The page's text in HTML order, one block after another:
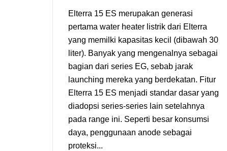
Elterra 15 ES merupakan generasi
pertama water heater listrik dari Elterra
yang memilki kapasitas kecil (dibawah 30
liter). Banyak yang mengenalnya sebagai
bagian dari series EG, sebab jarak
launching mereka yang berdekatan. Fitur
Elterra 15 ES menjadi standar dasar yang
diadopsi series-series lain setelahnya
pada range ini. Seperti besar konsumsi
daya, penggunaan anode sebagai
proteksi...